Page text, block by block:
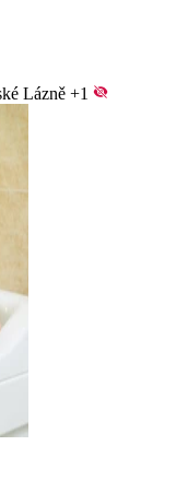
Lázně +1